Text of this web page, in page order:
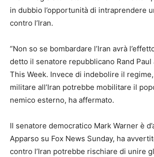
in dubbio l’opportunità di intraprendere
contro l’Iran.
“Non so se bombardare l’Iran avrà
detto il senatore repubblicano Rand Paul
This Week. Invece di indebolire il
militare all’Iran potrebbe mobilitare il
nemico esterno, ha affermato.
Il senatore democratico Mark Warner è
Apparso su Fox News Sunday, ha
contro l’Iran potrebbe rischiare di unire